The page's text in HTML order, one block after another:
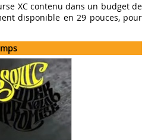
XC contenu dans un budget de
disponible en 29 pouces, pour